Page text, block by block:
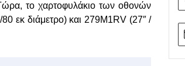
Τώρα, το χαρτοφυλάκιο των οθονών
80 εκ διάμετρο) και 279M1RV (27″ /